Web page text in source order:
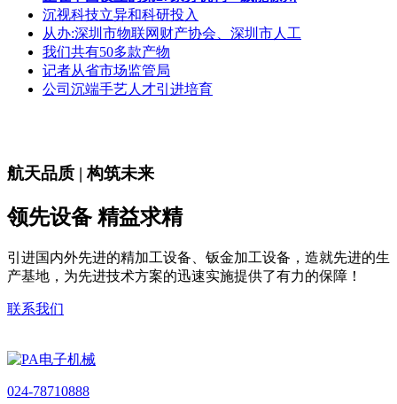
沉视科技立异和科研投入
从办:深圳市物联网财产协会、深圳市人工
我们共有50多款产物
记者从省市场监管局
公司沉端手艺人才引进培育
航天品质 | 构筑未来
领先设备 精益求精
引进国内外先进的精加工设备、钣金加工设备，造就先进的生
产基地，为先进技术方案的迅速实施提供了有力的保障！
联系我们
024-78710888